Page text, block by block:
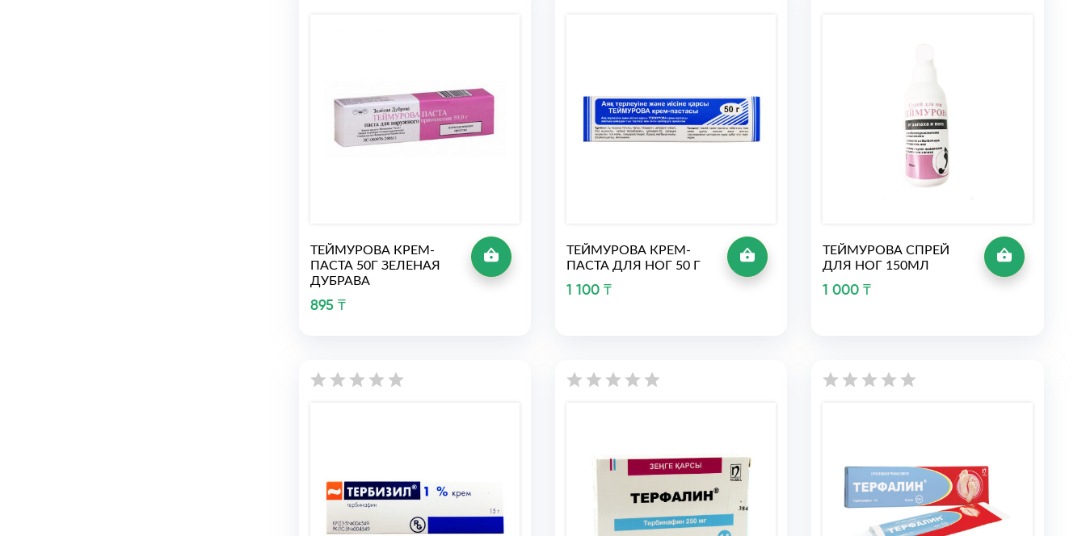
ТЕЙМУРОВА КРЕМ-
ПАСТА 50Г ЗЕЛЕНАЯ
ДУБРАВА
895 ₸
ТЕЙМУРОВА КРЕМ-
ПАСТА ДЛЯ НОГ 50 Г
1 100 ₸
ТЕЙМУРОВА СПРЕЙ
ДЛЯ НОГ 150МЛ
1 000 ₸